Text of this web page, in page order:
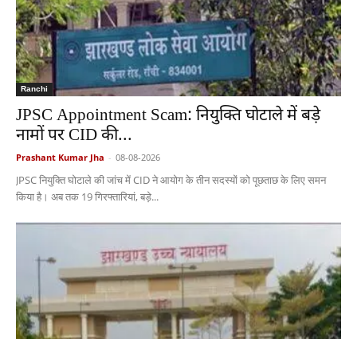
Ranchi
JPSC Appointment Scam: नियुक्ति घोटाले में बड़े
नामों पर CID की...
Prashant Kumar Jha - 08-08-2026
JPSC नियुक्ति घोटाले की जांच में CID ने आयोग के तीन सदस्यों को पूछताछ के लिए समन
किया है। अब तक 19 गिरफ्तारियां, बड़े...